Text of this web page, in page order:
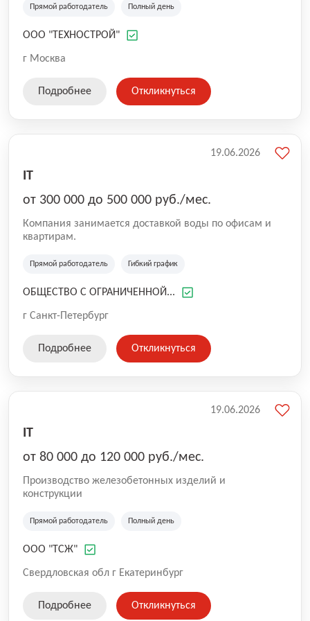
Прямой работодатель Полный день
ООО "ТЕХНОСТРОЙ"
г Москва
Подробнее Откликнуться
IT
от 300 000 до 500 000 руб./мес.
Компания занимается доставкой воды по офисам и
квартирам.
Прямой работодатель Гибкий график
ОБЩЕСТВО С ОГРАНИЧЕННОЙ...
г Санкт-Петербург
19.06.2026
Подробнее Откликнуться
IT
от 80 000 до 120 000 руб./мес.
Производство железобетонных изделий и
конструкции
Прямой работодатель Полный день
ООО "ТСЖ"
Свердловская обл г Екатеринбург
19.06.2026
Подробнее Откликнуться